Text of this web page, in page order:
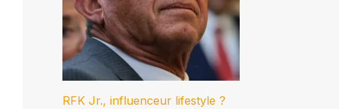
RFK Jr., influenceur lifestyle ?